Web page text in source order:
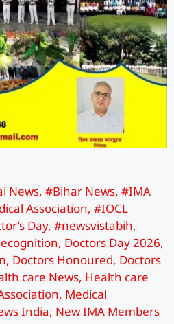
News, #Bihar News, #IMA
Association, #IOCL
Day, #newsvistabih,
, Doctors Day 2026,
, Doctors Honoured, Doctors
care News, Health care
, Medical
India, New IMA Members